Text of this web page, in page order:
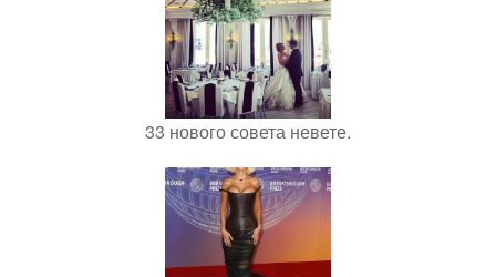
33 нового совета невете.